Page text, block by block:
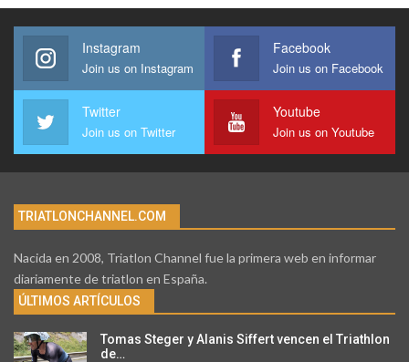
Instagram
Join us on Instagram
Facebook
Join us on Facebook
Twitter
Join us on Twitter
Youtube
Join us on Youtube
TRIATLONCHANNEL.COM
Nacida en 2008, Triatlon Channel fue la primera web en informar
diariamente de triatlon en España.
ÚLTIMOS ARTÍCULOS
Tomas Steger y Alanis Siffert vencen el Triathlon
de…